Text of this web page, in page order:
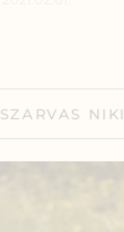
SZARVAS NIKI